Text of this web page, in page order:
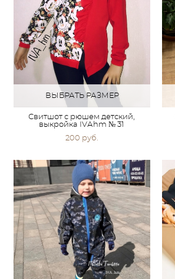
ВЫБРАТЬ РАЗМЕР
Свитшот с рюшем детский,
выкройка IVАhm № 31
200 pуб.